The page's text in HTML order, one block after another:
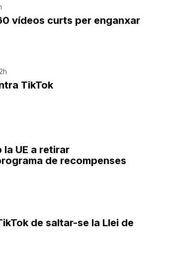
vídeos curts per enganxar
TikTok
la UE a retirar
de recompenses
de saltar-se la Llei de